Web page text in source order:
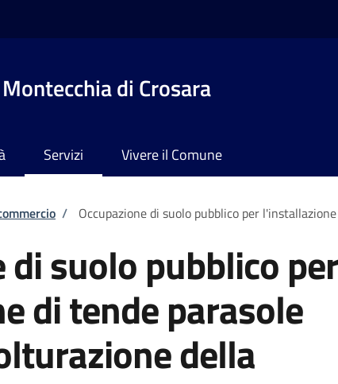
di Crosara
Servizi Vivere il Comune
/ Occupazione di suolo pubblico per
di suolo pubblico per
di tende parasole
della